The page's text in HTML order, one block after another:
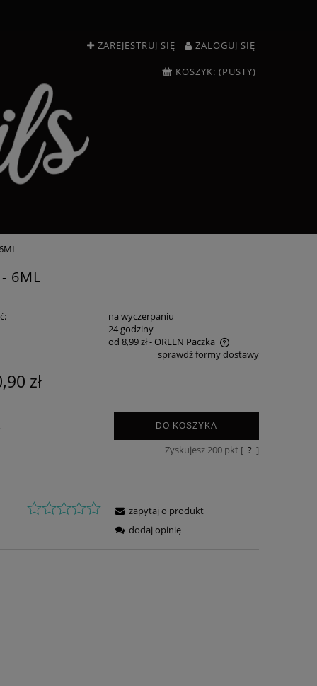
ZAREJESTRUJ SIĘ ZALOGUJ SIĘ
KOSZYK: (PUSTY)
6ML
na wyczerpaniu
24 godziny
od 8,99 zł- ORLEN Paczka
Cena nie zawiera ewentualnych kosztów
płatności
sprawdź formy dostawy
zł
DO KOSZYKA
Zyskujesz 200pkt [ ? ]
zapytaj o produkt
dodaj opinię